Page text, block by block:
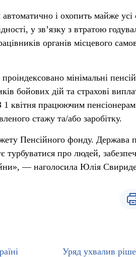
автоматично і охопить майже
у зв’язку з втратою
органів місцевого
мінімальні
бойових дій та страхові
квітня працюючим
стажу та/або заробітку.
Пенсійного фонду. Держава
турбуватися про людей,
— наголосила Юлія
Уряд ухвалив